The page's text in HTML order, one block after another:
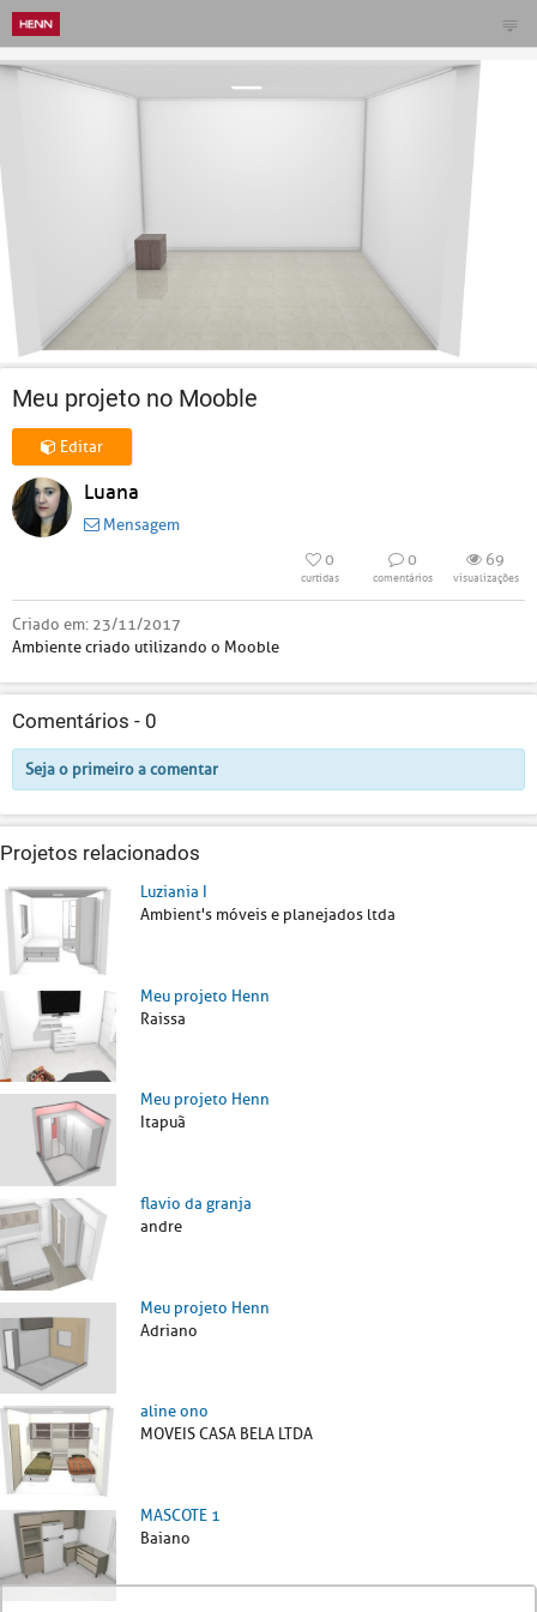
Meu projeto no Mooble
Editar
Luana
Mensagem
0
curtidas
0
comentários
69
visualizações
Criado em: 23/11/2017
Ambiente criado utilizando o Mooble
Comentários - 0
Seja o primeiro a comentar
Projetos relacionados
Luziania I
Ambient's móveis e planejados ltda
Meu projeto Henn
Raissa
Meu projeto Henn
Itapuã
flavio da granja
andre
Meu projeto Henn
Adriano
aline ono
MOVEIS CASA BELA LTDA
MASCOTE 1
Baiano